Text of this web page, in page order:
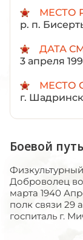
МЕСТО
р. п.
ДАТА
3 апреля
МЕСТО
г. Шадринск
Боевой
Доброволец
марта 1940
полк связи 29
госпиталь г.